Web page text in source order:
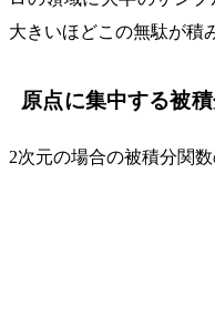
大きいほどこの無駄が積
原点に集中する被
2次元の場合の被積分関